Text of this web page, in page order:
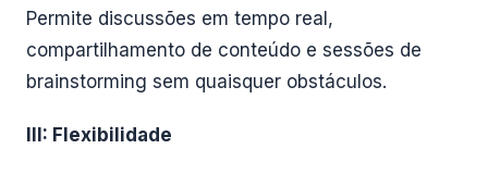
Permite discussões em tempo real,
compartilhamento de conteúdo e sessões de
brainstorming sem quaisquer obstáculos.
III: Flexibilidade